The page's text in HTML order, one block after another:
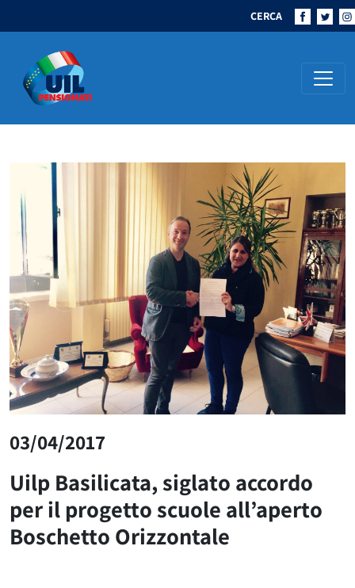
CERCA
Navigazione principale
03/04/2017
Uilp Basilicata, siglato accordo
per il progetto scuole all’aperto
Boschetto Orizzontale